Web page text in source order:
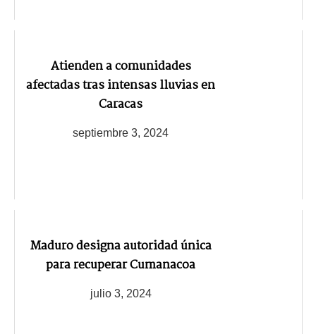
Atienden a comunidades
afectadas tras intensas lluvias en
Caracas
septiembre 3, 2024
Maduro designa autoridad única
para recuperar Cumanacoa
julio 3, 2024